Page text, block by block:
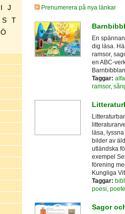
I
J
S
T
Ö
Prenumerera på nya länkar
En
dig läsa.
ramsor,
en ABC-
Taggar:
ramsor,
läsa,
bilder av
utländska
exempel
förening
Kungliga
Taggar:
poesi,
Sagor